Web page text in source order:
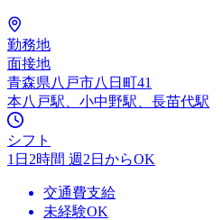
勤務地
面接地
青森県八戸市八日町41
本八戸駅、小中野駅、長苗代駅
シフト
1日2時間 週2日からOK
交通費支給
未経験OK